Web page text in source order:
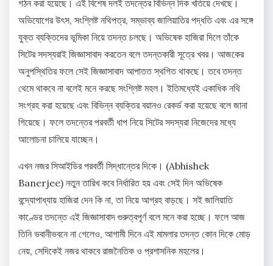
গঠন করা হয়েছে। এই বিশেষ দলই তদন্তের বিভিন্ন দিক খতিয়ে দেখছে।
অভিযোগের উৎস, সংশ্লিষ্ট নথিপত্র, সম্ভাব্য জালিয়াতির পদ্ধতি এবং এর সঙ্গে
যুক্ত ব্যক্তিদের ভূমিকা নিয়ে তদন্ত চলছে। অভিষেক হাজিরা দিলে তাঁকে
সিটের সদস্যরাই জিজ্ঞাসাবাদ করতেন বলে তদন্তকারী সূত্রে খবর। আজকের
অনুপস্থিতির ফলে সেই জিজ্ঞাসাবাদ আপাতত স্থগিত থাকছে। তবে তদন্ত
থেমে থাকবে না বলেই মনে করছে সংশ্লিষ্ট মহল। ইতিমধ্যেই একাধিক নথি
সংগ্রহ করা হয়েছে এবং বিভিন্ন ব্যক্তির বয়ানও রেকর্ড করা হয়েছে বলে জানা
গিয়েছে। ফলে তদন্তের পরবর্তী ধাপ নিয়ে সিটের সদস্যরা নিজেদের মধ্যে
আলোচনা চালিয়ে যাচ্ছেন।
এখন নজর সিআইডির পরবর্তী সিদ্ধান্তের দিকে। (Abhishek
Banerjee) নতুন তারিখ কবে নির্ধারিত হয় এবং সেই দিন অভিষেক
বন্দ্যোপাধ্যায় হাজিরা দেন কি না, তা নিয়ে আগ্রহ বাড়ছে। সই জালিয়াতি
কাণ্ডের তদন্তে এই জিজ্ঞাসাবাদ গুরুত্বপূর্ণ বলে মনে করা হচ্ছে। ফলে আজ
তিনি ভবানীভবনে না গেলেও, আগামী দিনে এই মামলার তদন্ত কোন দিকে মোড়
নেয়, সেদিকেই নজর থাকবে রাজনৈতিক ও প্রশাসনিক মহলের।